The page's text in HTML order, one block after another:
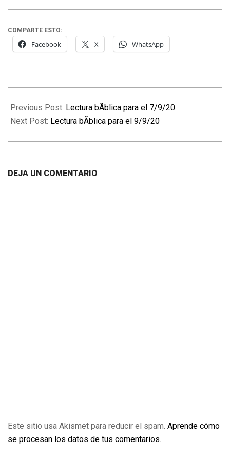
COMPARTE ESTO:
Facebook X WhatsApp
09-
08
Previous Post: Lectura bÃ­blica para el 7/9/20
Next Post: Lectura bÃ­blica para el 9/9/20
DEJA UN COMENTARIO
Este sitio usa Akismet para reducir el spam. Aprende cómo
se procesan los datos de tus comentarios.